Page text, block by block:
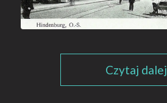
Czytaj dalej